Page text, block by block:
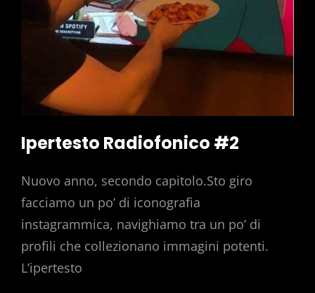
Ipertesto Radiofonico #2
Nuovo anno, secondo capitolo.Sto giro
facciamo un po’ di iconografia
instagrammica, navighiamo tra un po’ di
profili che collezionano immagini potenti.
L’ipertesto